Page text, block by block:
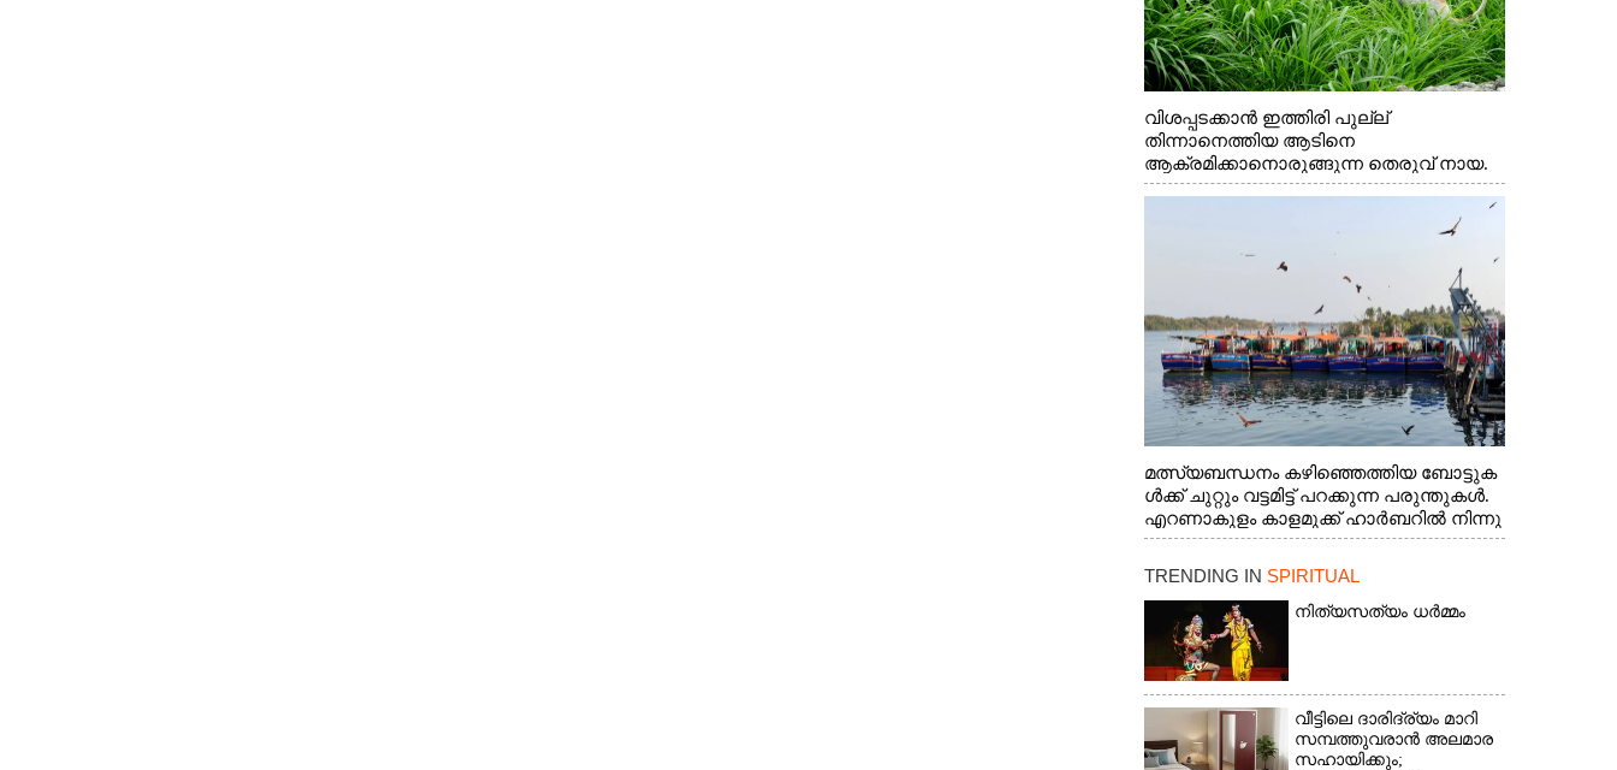
വിശപ്പടക്കാൻ ഇത്തിരി പുല്ല്
തിന്നാനെത്തിയ ആടിനെ
ആക്രമിക്കാനൊരുങ്ങുന്ന തെരുവ് നായ.
എറണാകുളം വാത്തുരുത്തിയിൽ നിന്നുള്ള
മത്സ്യബന്ധനം കഴിഞ്ഞെത്തിയ ബോട്ടുക
ൾക്ക് ചുറ്റും വട്ടമിട്ട് പറക്കുന്ന പരുന്തുകൾ.
എറണാകുളം കാളമുക്ക് ഹാർബറിൽ നിന്നു
ള്ള കാഴ്ച
TRENDING IN SPIRITUAL
നിത്യസത്യം ധർമ്മം
വീട്ടിലെ ദാരിദ്ര്യം മാറി
സമ്പത്തുവരാൻ അലമാര
സഹായിക്കും;